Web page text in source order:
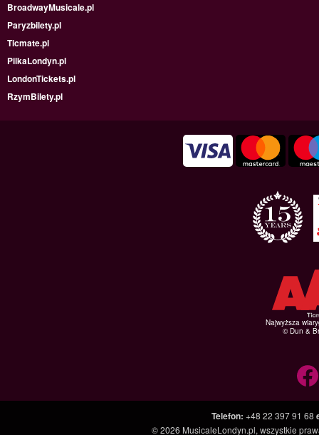
BroadwayMusicale.pl
Paryzbilety.pl
Ticmate.pl
PilkaLondyn.pl
LondonTickets.pl
RzymBilety.pl
Najwyższa
© Dun &
Telefon: +48 22 397 91 68
© 2026 MusicaleLondyn.pl, wszystkie